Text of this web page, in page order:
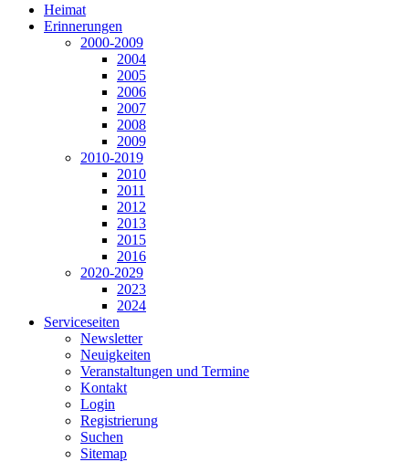
Heimat
Erinnerungen
2000-2009
2004
2005
2006
2007
2008
2009
2010-2019
2010
2011
2012
2013
2015
2016
2020-2029
2023
2024
Serviceseiten
Newsletter
Neuigkeiten
Veranstaltungen und Termine
Kontakt
Login
Registrierung
Suchen
Sitemap